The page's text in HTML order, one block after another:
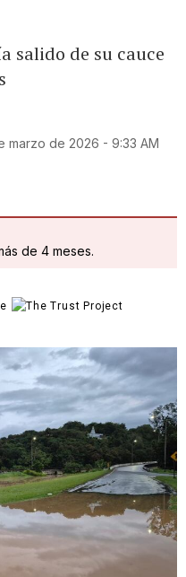
salido de su cauce
marzo de 2026 - 9:33 AM
de 4 meses.